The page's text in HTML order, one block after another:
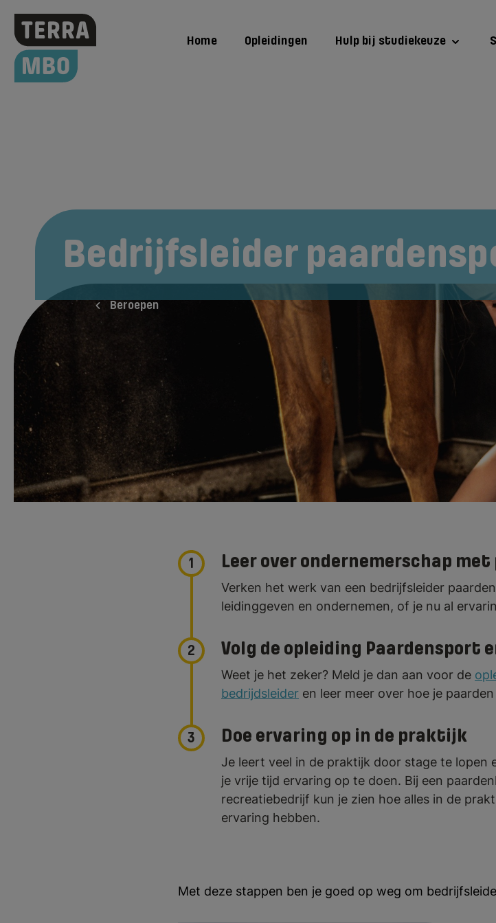
Home Opleidingen Hulp bij studiekeuze
Beroepen
Hoe word ik...
Bedrijfsleider
Als bedrijfsleider paardensport en -
paardenhouderijbedrijf, zoals een
opfokbedrijf. Of je kiest voor een sport-
sport- en handelsstal, pensionstal of
1 Leer over ondernemerschap met
Verken het werk van een bedrijfsleider
leidinggeven en ondernemen, of je nu al
2 Volg de opleiding Paardensport
Weet je het zeker? Meld je dan aan voor de
bedrijdsleider en leer meer over hoe je
3 Doe ervaring op in de praktijk
Je leert veel in de praktijk door stage te lopen
je vrije tijd ervaring op te doen. Bij een
recreatiebedrijf kun je zien hoe alles in de
ervaring hebben.
Met deze stappen ben je goed op weg om